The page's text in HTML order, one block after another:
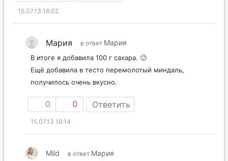
15.07.13 16:02
Мария в ответ Мария
В итоге я добавила 100 г сахара. 🙂
Ещё добавила в тесто перемолотый миндаль,
получилось очень вкусно.
0 0 Ответить
15.07.13 18:14
Mild в ответ Мария